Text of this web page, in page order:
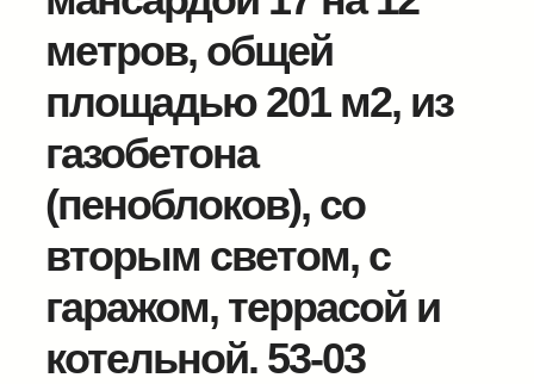
метров, общей
площадью 201 м2, из
газобетона
(пеноблоков), со
вторым светом, c
гаражом, террасой и
котельной. 53-03